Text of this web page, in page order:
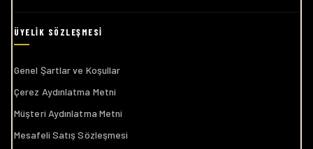
Genel Şartlar ve Koşullar
Çerez Aydınlatma Metni
Müşteri Aydınlatma Metni
Mesafeli Satış Sözleşmesi